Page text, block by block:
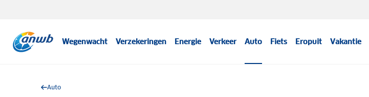
Wegenwacht Verzekeringen Energie Verkeer Auto Fiets Eropuit Vakantie
Auto